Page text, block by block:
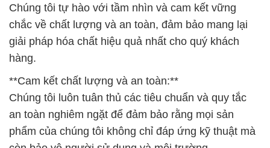
Chúng tôi tự hào với tầm nhìn và cam kết vững
chắc về chất lượng và an toàn, đảm bảo mang lại
giải pháp hóa chất hiệu quả nhất cho quý khách
hàng.
**Cam kết chất lượng và an toàn:**
Chúng tôi luôn tuân thủ các tiêu chuẩn và quy tắc
an toàn nghiêm ngặt để đảm bảo rằng mọi sản
phẩm của chúng tôi không chỉ đáp ứng kỹ thuật mà